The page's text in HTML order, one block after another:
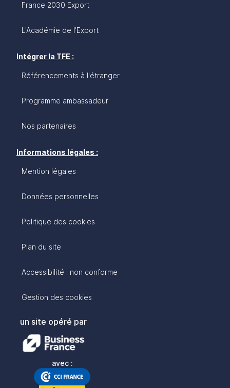
France 2030 Export
L'Académie de l'Export
Intégrer la TFE :
Référencements à l'étranger
Programme ambassadeur
Nos partenaires
Informations légales :
Mention légales
Données personnelles
Politique des cookies
Plan du site
Accessibilité : non conforme
Gestion des cookies
un site opéré par
avec :